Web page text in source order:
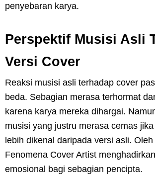
penyebaran karya.
Perspektif Musisi Asli
Versi Cover
Reaksi musisi asli terhadap cover
beda. Sebagian merasa terhormat
karena karya mereka dihargai.
musisi yang justru merasa cemas
lebih dikenal daripada versi asli.
Fenomena Cover Artist
emosional bagi sebagian pencipta.